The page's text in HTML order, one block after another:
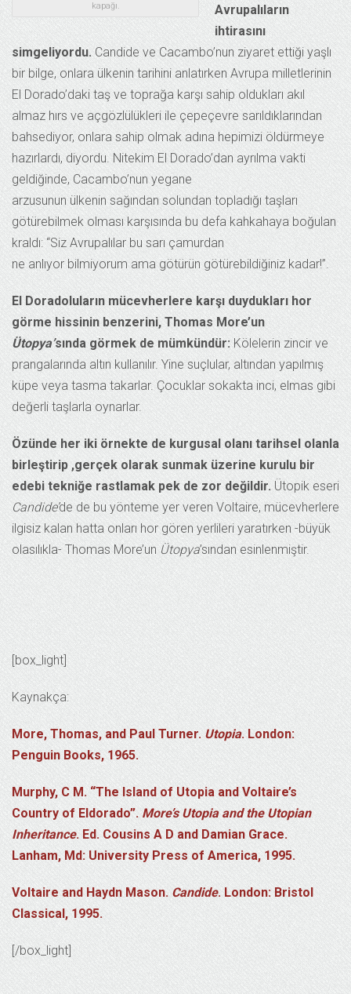
kapağı.
Avrupalıların
ihtirasını
simgeliyordu. Candide ve Cacambo’nun ziyaret ettiği yaşlı
bir bilge, onlara ülkenin tarihini anlatırken Avrupa milletlerinin
El Dorado’daki taş ve toprağa karşı sahip oldukları akıl
almaz hırs ve açgözlülükleri ile çepeçevre sarıldıklarından
bahsediyor, onlara sahip olmak adına hepimizi öldürmeye
hazırlardı, diyordu. Nitekim El Dorado’dan ayrılma vakti
geldiğinde, Cacambo’nun yegane
arzusunun ülkenin sağından solundan topladığı taşları
götürebilmek olması karşısında bu defa kahkahaya boğulan
kraldı: “Siz Avrupalılar bu sarı çamurdan
ne anlıyor bilmiyorum ama götürün götürebildiğiniz kadar!”.
El Doradoluların mücevherlere karşı duydukları hor
görme hissinin benzerini, Thomas More’un
Ütopya’sında görmek de mümkündür: Kölelerin zincir ve
prangalarında altın kullanılır. Yine suçlular, altından yapılmış
küpe veya tasma takarlar. Çocuklar sokakta inci, elmas gibi
değerli taşlarla oynarlar.
Özünde her iki örnekte de kurgusal olanı tarihsel olanla
birleştirip ,gerçek olarak sunmak üzerine kurulu bir
edebi tekniğe rastlamak pek de zor değildir. Ütopik eseri
Candide’de de bu yönteme yer veren Voltaire, mücevherlere
ilgisiz kalan hatta onları hor gören yerlileri yaratırken -büyük
olasılıkla- Thomas More’un Ütopya’sından esinlenmiştir.
[box_light]
Kaynakça:
More, Thomas, and Paul Turner. Utopia. London:
Penguin Books, 1965.
Murphy, C M. “The Island of Utopia and Voltaire’s
Country of Eldorado”. More’s Utopia and the Utopian
Inheritance. Ed. Cousins A D and Damian Grace.
Lanham, Md: University Press of America, 1995.
Voltaire and Haydn Mason. Candide. London: Bristol
Classical, 1995.
[/box_light]